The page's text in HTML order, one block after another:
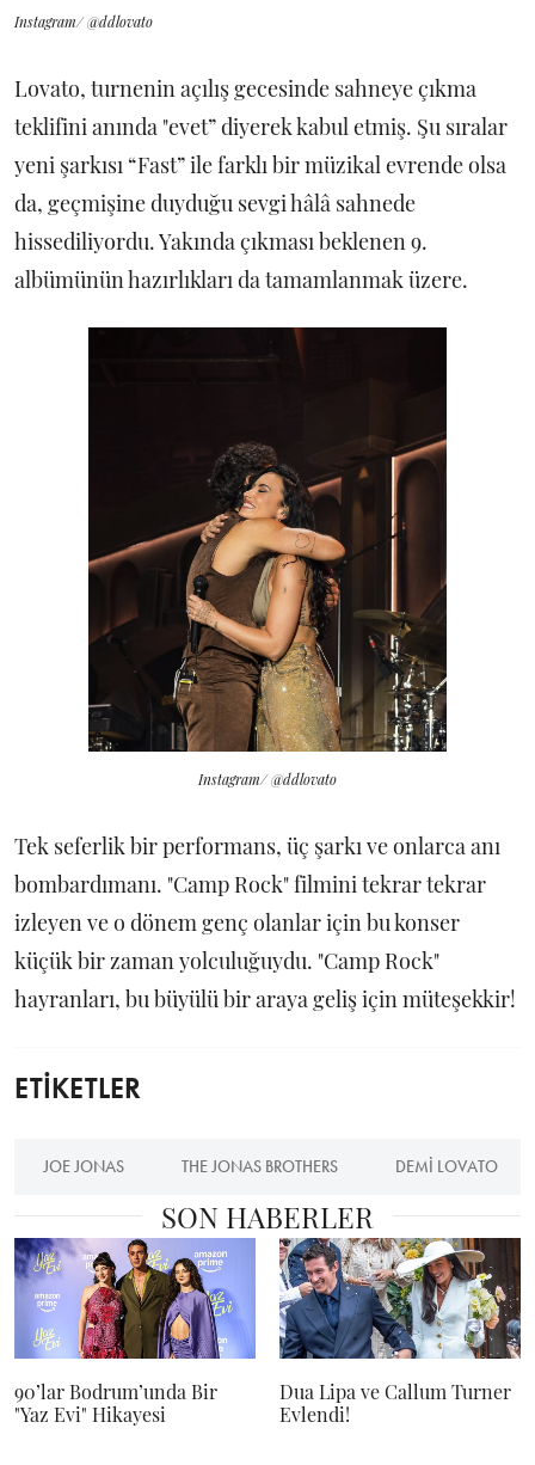
Instagram/ @ddlovato
Lovato, turnenin açılış gecesinde sahneye çıkma
teklifini anında "evet” diyerek kabul etmiş. Şu sıralar
yeni şarkısı “Fast” ile farklı bir müzikal evrende olsa
da, geçmişine duyduğu sevgi hâlâ sahnede
hissediliyordu. Yakında çıkması beklenen 9.
albümünün hazırlıkları da tamamlanmak üzere.
Instagram/ @ddlovato
Tek seferlik bir performans, üç şarkı ve onlarca anı
bombardımanı. "Camp Rock" filmini tekrar tekrar
izleyen ve o dönem genç olanlar için bu konser
küçük bir zaman yolculuğuydu. "Camp Rock"
hayranları, bu büyülü bir araya geliş için müteşekkir!
ETİKETLER
JOE JONAS THE JONAS BROTHERS DEMI LOVATO
SON HABERLER
90’lar Bodrum’unda Bir
"Yaz Evi" Hikayesi
Dua Lipa ve Callum Turner
Evlendi!